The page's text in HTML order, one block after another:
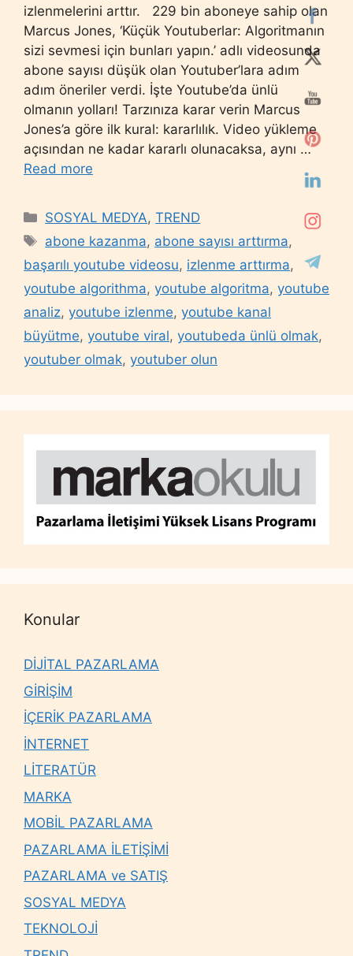
izlenmelerini arttır. 229 bin aboneye sahip olan
Marcus Jones, ‘Küçük Youtuberlar: Algoritmanın
sizi sevmesi için bunları yapın.’ adlı videosunda
abone sayısı düşük olan Youtuber’lara adım
adım öneriler verdi. İşte Youtube’da ünlü
olmanın yolları! Tarzınıza karar verin Marcus
Jones’a göre ilk kural: kararlılık. Video yükleme
açısından ne kadar kararlı olunacaksa, aynı …
Read more
Categories
SOSYAL MEDYA,TREND
Tags
abone kazanma, abone sayısı arttırma,
başarılı youtube videosu, izlenme arttırma,
youtube algorithma, youtube algoritma, youtube
analiz, youtube izlenme, youtube kanal
büyütme, youtube viral, youtubeda ünlü olmak,
youtuber olmak, youtuber olun
Konular
DİJİTAL PAZARLAMA
GİRİŞİM
İÇERİK PAZARLAMA
İNTERNET
LİTERATÜR
MARKA
MOBİL PAZARLAMA
PAZARLAMA İLETİŞİMİ
PAZARLAMA ve SATIŞ
SOSYAL MEDYA
TEKNOLOJİ